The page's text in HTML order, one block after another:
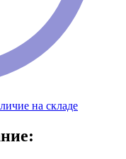
на складе